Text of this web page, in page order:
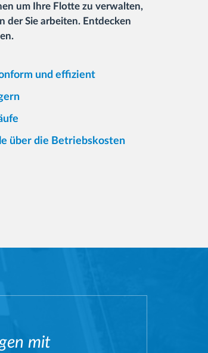
um Ihre Flotte zu verwalten,
der Sie arbeiten. Entdecken
und effizient
über die Betriebskosten
mit